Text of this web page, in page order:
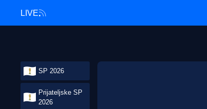
LIVE
SP 2026
Prijateljske SP
2026